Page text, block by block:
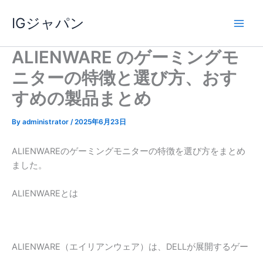
ス
IGジャパン
ALIENWARE のゲーミングモ
ニターの特徴と選び方、おす
すめの製品まとめ
By administrator /2025年6月23日
ALIENWAREのゲーミングモニターの特徴を選び方をまとめ
ました。
ALIENWAREとは
ALIENWARE（エイリアンウェア）は、DELLが展開するゲー